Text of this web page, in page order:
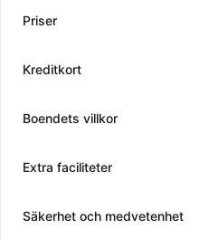
Priser
Kreditkort
Boendets villkor
Extra faciliteter
Säkerhet och medvetenhet